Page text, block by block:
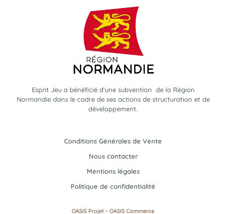
Esprit Jeu a bénéficié d'une subvention de la Région
Normandie dans le cadre de ses actions de structuration et de
développement.
Conditions Générales de Vente
Nous contacter
Mentions légales
Politique de confidentialité
OASIS Projet - OASIS Commerce